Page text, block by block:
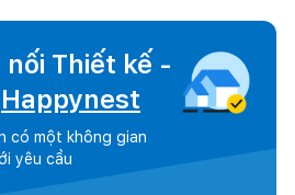
Thiết kế -
Happynest
có một không gian
yêu cầu